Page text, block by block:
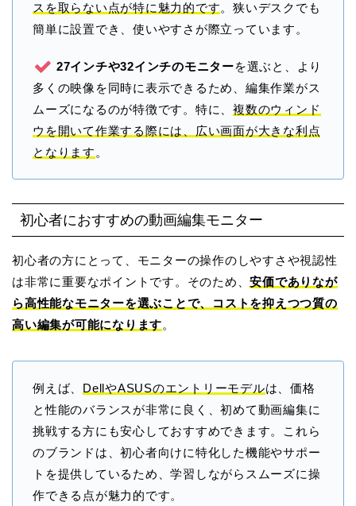
スを取らない点が特に魅力的です。狭いデスクでも
簡単に設置でき、使いやすさが際立っています。
27インチや32インチのモニターを選ぶと、より
多くの映像を同時に表示できるため、編集作業がス
ムーズになるのが特徴です。特に、複数のウィンド
ウを開いて作業する際には、広い画面が大きな利点
となります 。
初心者におすすめの動画編集モニター
初心者の方にとって、モニターの操作のしやすさや視認性
は非常に重要なポイントです。そのため、安価でありなが
ら高性能なモニターを選ぶことで、コストを抑えつつ質の
高い編集が可能になります。
例えば、 DellやASUSのエントリーモデルは、価格
と性能のバランスが非常に良く、初めて動画編集に
挑戦する方にも安心しておすすめできます。これら
のブランドは、初心者向けに特化した機能やサポー
トを提供しているため、学習しながらスムーズに操
作できる点が魅力的です。